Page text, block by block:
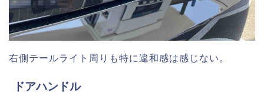
右側テールライト周りも特に違和感は感じない。
ドアハンドル